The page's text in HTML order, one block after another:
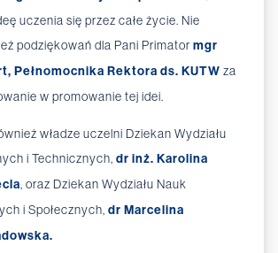
uczenia się przez całe życie. Nie
podziękowań dla Pani Primator mgr
Pełnomocnika Rektora ds. KUTW za
w promowanie tej idei.
władze uczelni Dziekan Wydziału
i Technicznych, dr inż. Karolina
, oraz Dziekan Wydziału Nauk
i Społecznych, dr Marcelina